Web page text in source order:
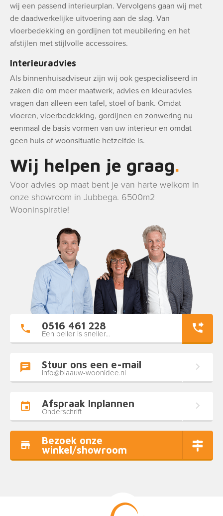
wij een passend interieurplan. Vervolgens gaan wij met
de daadwerkelijke uitvoering aan de slag. Van
vloerbedekking en gordijnen tot meubilering en het
afstijlen met stijlvolle accessoires.
Interieuradvies
Als binnenhuisadviseur zijn wij ook gespecialiseerd in
zaken die om meer maatwerk, advies en kleuradvies
vragen dan alleen een tafel, stoel of bank. Omdat
vloeren, vloerbedekking, gordijnen en zonwering nu
eenmaal de basis vormen van uw interieur en omdat
geen huis of woonsituatie hetzelfde is.
Wij helpen je graag
Voor advies op maat bent je van harte welkom in
onze showroom in Jubbega. 6500m2
Wooninspiratie!
0516 461 228
Een beller is sneller...
Stuur ons een e-mail
info@blaauw-woonidee.nl
Afspraak Inplannen
Onderschrift
Bezoek onze
winkel/showroom